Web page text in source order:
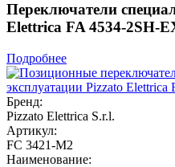
Переключатели
Elettrica FA 4534-2SH-
Подробнее
Бренд:
Pizzato Elettrica S.r.l.
Артикул:
FC 3421-M2
Наименование: